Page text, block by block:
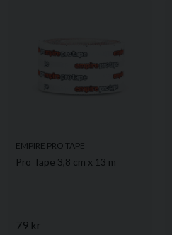
EMPIRE PRO TAPE
Pro Tape 3,8 cm x 13 m
79 kr